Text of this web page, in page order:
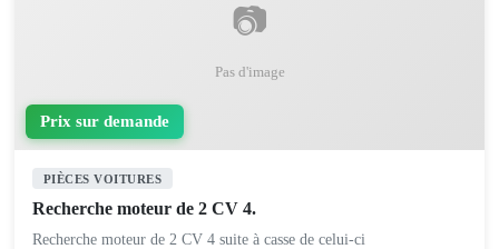
📷
Pas d'image
Prix sur demande
PIÈCES VOITURES
Recherche moteur de 2 CV 4.
Recherche moteur de 2 CV 4 suite à casse de celui-ci